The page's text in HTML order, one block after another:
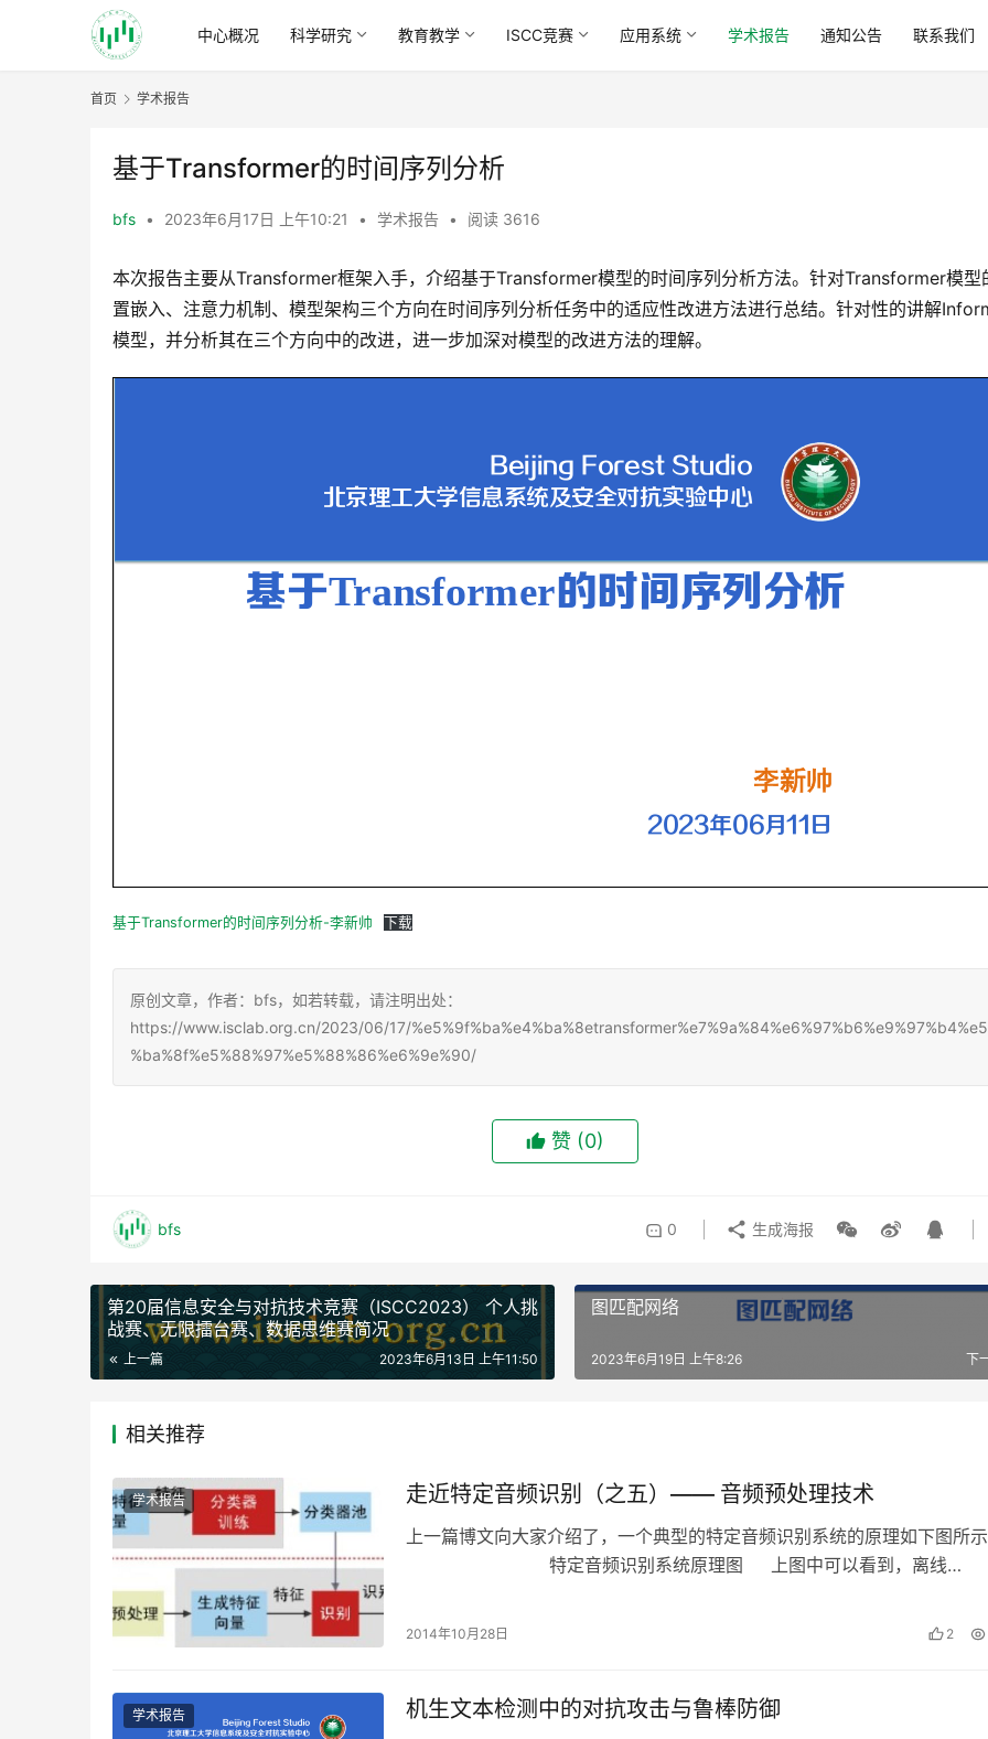
中心概况 科学研究 教育教学 ISCC竞赛 应用系统 学术报告 通知公告 联系我们
首页 学术报告
基于Transformer的时间序列分析
bfs • 2023年6月17日 上午10:21 • 学术报告 • 阅读 3616
本次报告主要从Transformer框架入手，介绍基于Transformer模型的时间序列分析方法。针对Transformer模型
置嵌入、注意力机制、模型架构三个方向在时间序列分析任务中的适应性改进方法进行总结。针对性的讲解
模型，并分析其在三个方向中的改进，进一步加深对模型的改进方法的理解。
基于Transformer的时间序列分析-李新帅 下载
原创文章，作者：bfs，如若转载，请注明出处：
https://www.isclab.org.cn/2023/06/17/%e5%9f%ba%e4%ba%8etransformer%e7%9a%84%e6%97%b6%e9%97%b4%e5
%ba%8f%e5%88%97%e5%88%86%e6%9e%90/
赞 (0)
bfs 0 生成海报
第20届信息安全与对抗技术竞赛（ISCC2023） 个人挑
战赛、无限擂台赛、数据思维赛简况
上一篇 2023年6月13日 上午11:50
图匹配网络
下
2023年6月19日 上午8:26
相关推荐
学术报告 走近特定音频识别（之五）—— 音频预处理技术
上一篇博文向大家介绍了，一个典型的特定音频识别系统的原理如下图所
特定音频识别系统原理图 ​ 上图中可以看到，离线…
2014年10月28日 2
学术报告 机生文本检测中的对抗攻击与鲁棒防御